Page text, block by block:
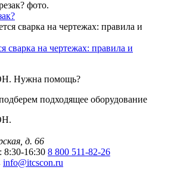
сварка на чертежах: правила и
Нужна помощь?
подходящее оборудование
д. 66
16:30 8 800 511-82-26
info@itcscon.ru